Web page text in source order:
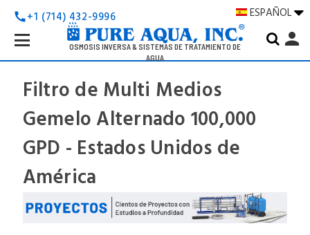
call+1 (714) 432-9996 ESPAÑOL
OSMOSIS INVERSA & SISTEMAS DE TRATAMIENTO DE
AGUA
Search
Keyword:
person
Filtro de Multi Medios
Gemelo Alternado 100,000
GPD - Estados Unidos de
América